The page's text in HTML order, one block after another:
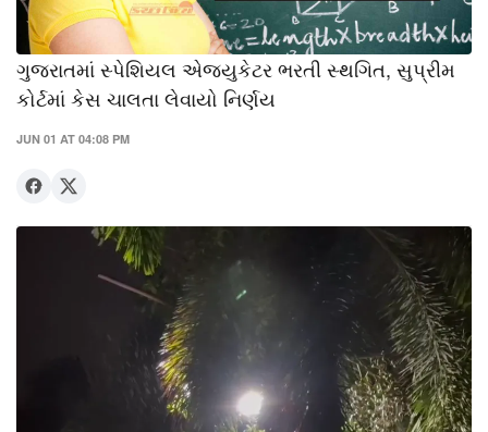
ગુજરાતમાં સ્પેશિયલ એજ્યુકેટર ભરતી સ્થગિત, સુપ્રીમ
કોર્ટમાં કેસ ચાલતા લેવાયો નિર્ણય
JUN 01 AT 04:08 PM